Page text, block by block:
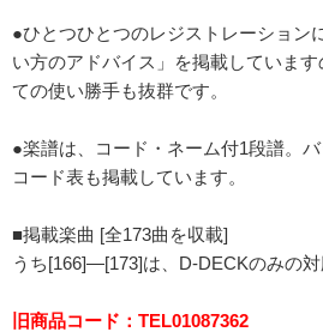
●ひとつひとつのレジストレーション
い方のアドバイス」を掲載していま
ての使い勝手も抜群です。
●楽譜は、コード・ネーム付1段譜。
コード表も掲載しています。
■掲載楽曲 [全173曲を収載]
うち[166]―[173]は、D-DECKのみの対
旧商品コード：TEL01087362